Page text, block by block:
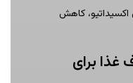
کاهش
برای